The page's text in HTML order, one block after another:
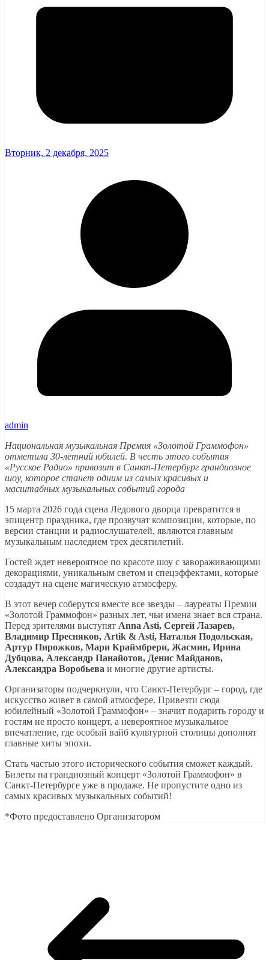
Вторник, 2 декабря, 2025
admin
Национальная музыкальная Премия «Золотой Граммофон»
отметила 30-летний юбилей. В честь этого события
«Русское Радио» привозит в Санкт-Петербург грандиозное
шоу, которое станет одним из самых красивых и
масштабных музыкальных событий города
15 марта 2026 года сцена Ледового дворца превратится в
эпицентр праздника, где прозвучат композиции, которые, по
версии станции и радиослушателей, являются главным
музыкальным наследием трех десятилетий.
Гостей ждет невероятное по красоте шоу с завораживающими
декорациями, уникальным светом и спецэффектами, которые
создадут на сцене магическую атмосферу.
В этот вечер соберутся вместе все звезды – лауреаты Премии
«Золотой Граммофон» разных лет, чьи имена знает вся страна.
Перед зрителями выступят Anna Asti, Сергей Лазарев,
Владимир Пресняков, Artik & Asti, Наталья Подольская,
Артур Пирожков, Мари Краймбрери, Жасмин, Ирина
Дубцова, Александр Панайотов, Денис Майданов,
Александра Воробьева и многие другие артисты.
Организаторы подчеркнули, что Санкт-Петербург – город, где
искусство живет в самой атмосфере. Привезти сюда
юбилейный «Золотой Граммофон» – значит подарить городу и
гостям не просто концерт, а невероятное музыкальное
впечатление, где особый вайб культурной столицы дополнят
главные хиты эпохи.
Стать частью этого исторического события сможет каждый.
Билеты на грандиозный концерт «Золотой Граммофон» в
Санкт-Петербурге уже в продаже. Не пропустите одно из
самых красивых музыкальных событий!
*Фото предоставлено Организатором